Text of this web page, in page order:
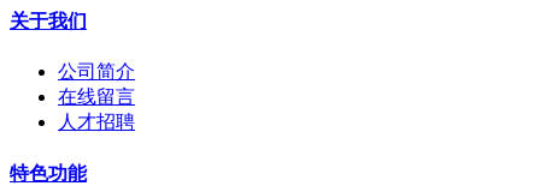
关于我们
公司简介
在线留言
人才招聘
特色功能